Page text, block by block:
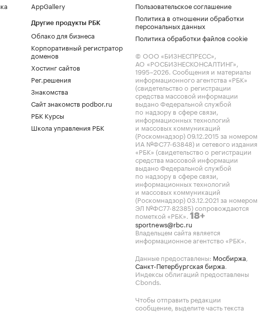
AppGallery
Другие продукты РБК
Облако для бизнеса
Корпоративный регистратор
доменов
Хостинг сайтов
Рег.решения
Знакомства
Сайт знакомств podbor.ru
РБК Курсы
Школа управления РБК
Пользовательское соглашение
Политика в отношении обработки
персональных данных
Политика обработки файлов cookie
© ООО «БИЗНЕСПРЕСС»,
АО «РОСБИЗНЕСКОНСАЛТИНГ»,
1995–2026. Сообщения и материалы
информационного агентства «РБК»
(свидетельство о регистрации
средства массовой информации
выдано Федеральной службой
по надзору в сфере связи,
информационных технологий
и массовых коммуникаций
(Роскомнадзор) 09.12.2015 за номером
ИА №ФС77-63848) и сетевого издания
«РБК» (свидетельство о регистрации
средства массовой информации
выдано Федеральной службой
по надзору в сфере связи,
информационных технологий
и массовых коммуникаций
(Роскомнадзор) 03.12.2021 за номером
ЭЛ №ФС77-82385) сопровождаются
пометкой «РБК». 18+
sportnews@rbc.ru
Владельцем сайта является
информационное агентство «РБК».
Данные предоставлены: Мосбиржа,
Санкт-Петербургская биржа.
Индексы облигаций предоставлены
Cbonds.
Чтобы отправить редакции
сообщение, выделите часть текста